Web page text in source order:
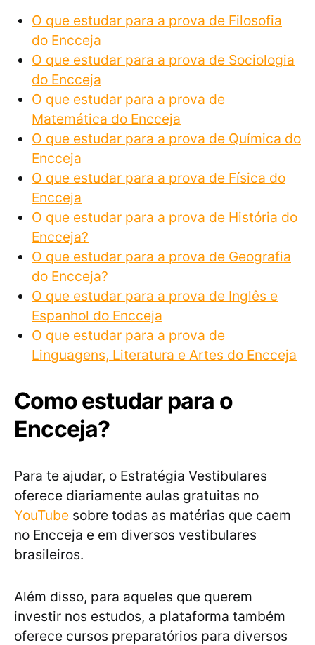
O que estudar para a prova de Filosofia
do Encceja
O que estudar para a prova de Sociologia
do Encceja
O que estudar para a prova de
Matemática do Encceja
O que estudar para a prova de Química do
Encceja
O que estudar para a prova de Física do
Encceja
O que estudar para a prova de História do
Encceja?
O que estudar para a prova de Geografia
do Encceja?
O que estudar para a prova de Inglês e
Espanhol do Encceja
O que estudar para a prova de
Linguagens, Literatura e Artes do Encceja
Como estudar para o
Encceja?
Para te ajudar, o Estratégia Vestibulares
oferece diariamente aulas gratuitas no
YouTube sobre todas as matérias que caem
no Encceja e em diversos vestibulares
brasileiros.
Além disso, para aqueles que querem
investir nos estudos, a plataforma também
oferece cursos preparatórios para diversos